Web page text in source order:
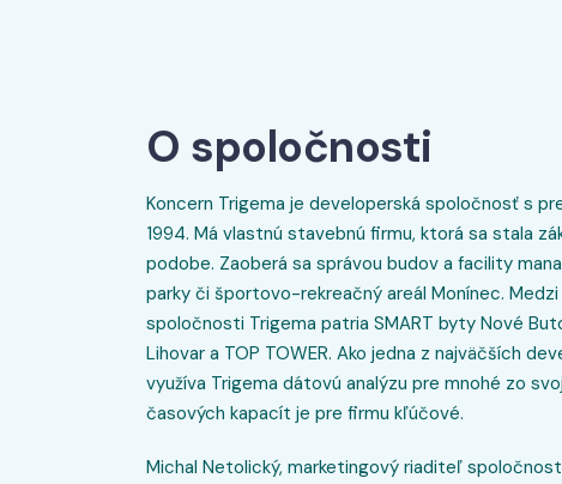
O spoločnosti
Koncern Trigema je developerská spoločnosť s
1994. Má vlastnú stavebnú firmu, ktorá sa stala
podobe. Zaoberá sa správou budov a facility
parky či športovo-rekreačný areál Monínec.
spoločnosti Trigema patria SMART byty Nové
Lihovar a TOP TOWER. Ako jedna z najväčších
využíva Trigema dátovú analýzu pre mnohé zo
časových kapacít je pre firmu kľúčové.
Michal Netolický, marketingový riaditeľ